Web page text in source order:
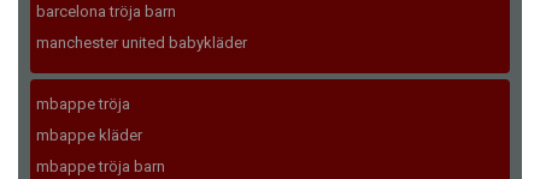
barcelona tröja barn
manchester united babykläder
mbappe tröja
mbappe kläder
mbappe tröja barn